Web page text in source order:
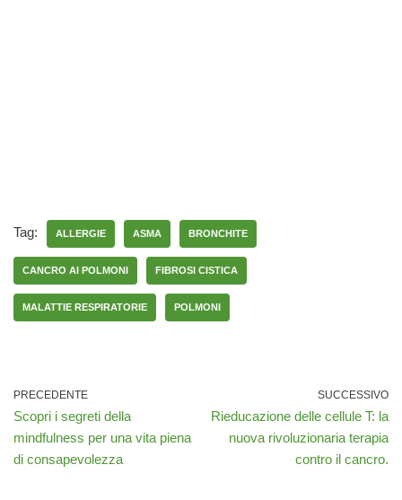
Tag: ALLERGIE ASMA BRONCHITE
CANCRO AI POLMONI FIBROSI CISTICA
MALATTIE RESPIRATORIE POLMONI
PRECEDENTE
Scopri i segreti della
mindfulness per una vita piena
di consapevolezza
SUCCESSIVO
Rieducazione delle cellule T: la
nuova rivoluzionaria terapia
contro il cancro.